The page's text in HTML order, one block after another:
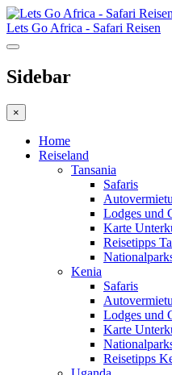
Lets Go Africa - Safari Reisen
Sidebar
×
Home
Reiseland
Tansania
Safaris
Lodges und
Karte
Reisetipps
Kenia
Safaris
Lodges und
Karte
Reisetipps